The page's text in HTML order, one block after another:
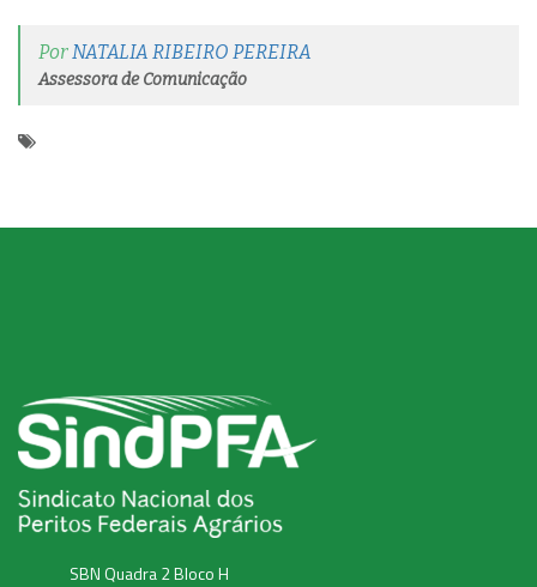
Por NATALIA RIBEIRO PEREIRA
Assessora de Comunicação
SBN Quadra 2 Bloco H